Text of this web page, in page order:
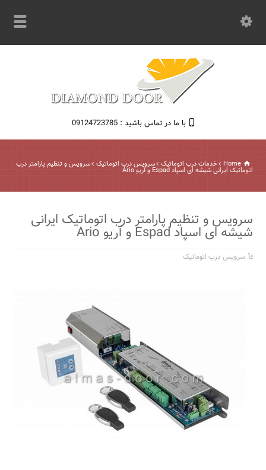
با ما در تماس باشید : 09124723785
Home خدمات درب اتوماتیک سرویس درب اتوماتیک سرویس و تنظیم پارامتر درب
اتوماتیک ایرانی شیشه ای اسپاد Espad و آریو Ario
سرویس و تنظیم پارامتر درب اتوماتیک ایرانی
شیشه ای اسپاد Espad و آریو Ario
سرویس درب اتوماتیک